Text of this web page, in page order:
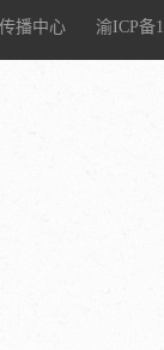
播中心 渝ICP备